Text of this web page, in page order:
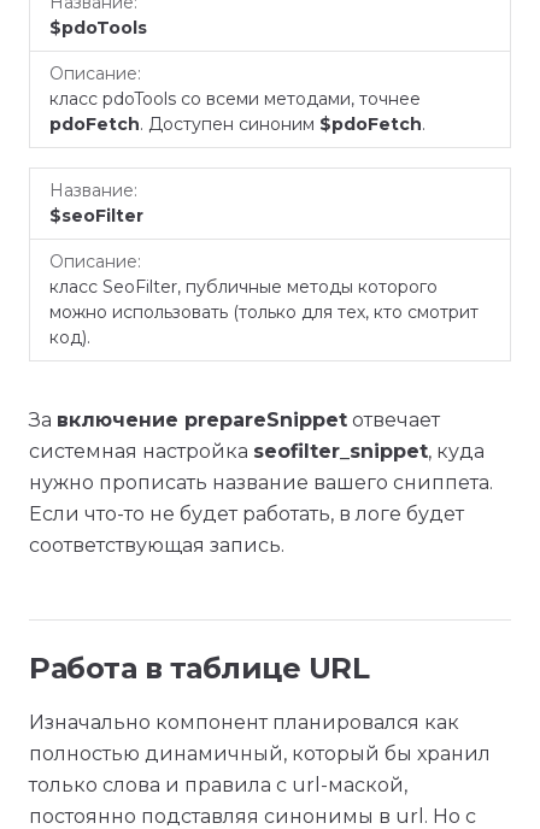
$pdoTools
класс pdoTools со всеми методами, точнее
pdoFetch. Доступен синоним $pdoFetch.
$seoFilter
класс SeoFilter, публичные методы которого
можно использовать (только для тех, кто смотрит
код).
За включение prepareSnippet отвечает
системная настройка seofilter_snippet, куда
нужно прописать название вашего сниппета.
Если что-то не будет работать, в логе будет
соответствующая запись.
Работа в таблице URL
Изначально компонент планировался как
полностью динамичный, который бы хранил
только слова и правила с url-маской,
постоянно подставляя синонимы в url. Но с